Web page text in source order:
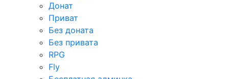
Донат
Приват
Без доната
Без привата
RPG
Fly